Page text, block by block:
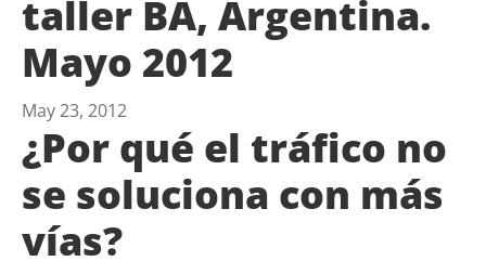
taller BA, Argentina.
Mayo 2012
May 23, 2012
¿Por qué el tráfico no
se soluciona con más
vías?